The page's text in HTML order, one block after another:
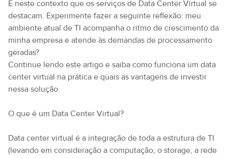
É neste contexto que os serviços de Data Center Virtual se
destacam. Experimente fazer a seguinte reflexão: meu
ambiente atual de TI acompanha o ritmo de crescimento da
minha empresa e atende às demandas de processamento
geradas?
Continue lendo este artigo e saiba como funciona um data
center virtual na prática e quais as vantagens de investir
nessa solução.
O que é um Data Center Virtual?
Data center virtual é a integração de toda a estrutura de TI
(levando em consideração a computação, o storage, a rede